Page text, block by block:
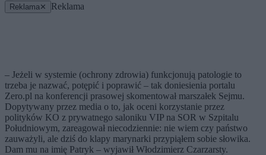
Reklama ✕ Reklama
– Jeżeli w systemie (ochrony zdrowia) funkcjonują patologie to
trzeba je nazwać, potępić i poprawić – tak doniesienia portalu
Zero.pl na konferencji prasowej skomentował marszałek Sejmu.
Dopytywany przez media o to, jak oceni korzystanie przez
polityków KO z prywatnego saloniku VIP na SOR w Szpitalu
Południowym, zareagował niecodziennie: nie wiem czy państwo
zauważyli, ale dziś do klapy marynarki przypiąłem sobie słowika.
Dam mu na imię Patryk – wyjawił Włodzimierz Czarzarsty.